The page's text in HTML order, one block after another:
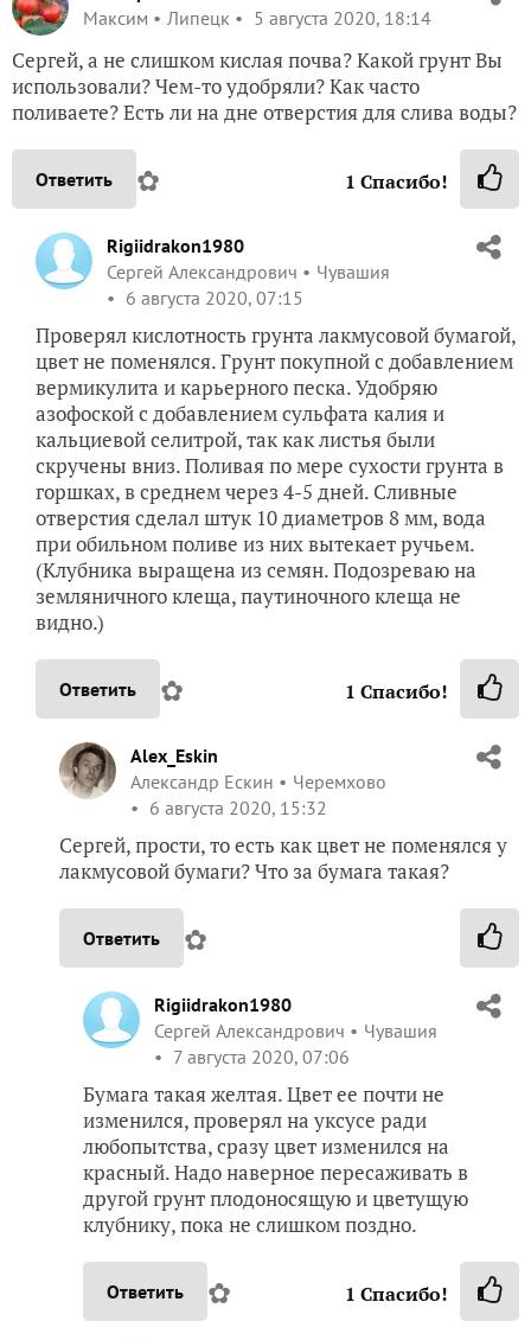
Максим
Липецк 5 августа 2020, 18:14
Сергей, а не слишком кислая почва? Какой грунт Вы
использовали? Чем-то удобряли? Как часто
поливаете? Есть ли на дне отверстия для слива воды?
Ответить ✿ 1 Спасибо!
Rigiidrakon1980
Сергей Александрович
Чувашия
6 августа 2020, 07:15
Проверял кислотность грунта лакмусовой бумагой,
цвет не поменялся. Грунт покупной с добавлением
вермикулита и карьерного песка. Удобряю
азофоской с добавлением сульфата калия и
кальциевой селитрой, так как листья были
скручены вниз. Поливая по мере сухости грунта в
горшках, в среднем через 4-5 дней. Сливные
отверстия сделал штук 10 диаметров 8 мм, вода
при обильном поливе из них вытекает ручьем.
(Клубника выращена из семян. Подозреваю на
земляничного клеща, паутиночного клеща не
видно.)
Ответить ✿ 1 Спасибо!
Alex_Eskin
Александр Ескин
Черемхово
6 августа 2020, 15:32
Сергей, прости, то есть как цвет не поменялся у
лакмусовой бумаги? Что за бумага такая?
Ответить ✿
Rigiidrakon1980
Сергей Александрович
Чувашия
7 августа 2020, 07:06
Бумага такая желтая. Цвет ее почти не
изменился, проверял на уксусе ради
любопытства, сразу цвет изменился на
красный. Надо наверное пересаживать в
другой грунт плодоносящую и цветущую
клубнику, пока не слишком поздно.
Ответить ✿ 1 Спасибо!